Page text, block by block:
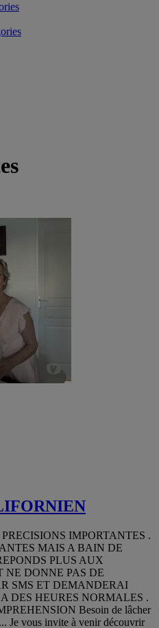
IMPORTANTES .
MAIS A BAIN DE
PLUS AUX
NE DONNE PAS DE
SMS ET DEMANDERAI
DES HEURES NORMALES .
Besoin de lâcher
Je vous invite à venir découvrir